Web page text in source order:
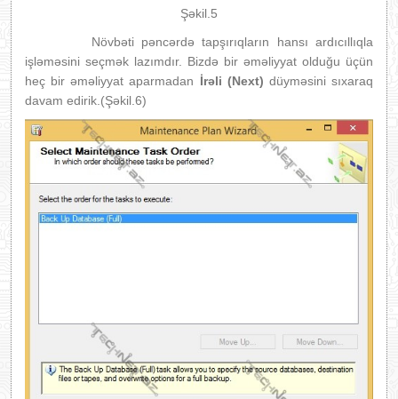
Şəkil.5
Növbəti pəncərdə tapşırıqların hansı ardıcıllıqla
işləməsini seçmək lazımdır. Bizdə bir əməliyyat olduğu üçün
heç bir əməliyyat aparmadan İrəli (Next) düyməsini sıxaraq
davam edirik.(Şəkil.6)